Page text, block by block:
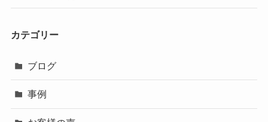
カテゴリー
ブログ
事例